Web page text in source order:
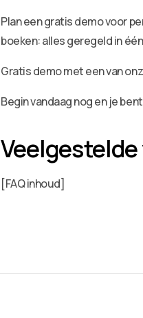
Plan een gratis demo voor
boeken: alles geregeld in
Gratis demo met een van
Begin vandaag nog en je
Veelgestelde
[FAQ inhoud]